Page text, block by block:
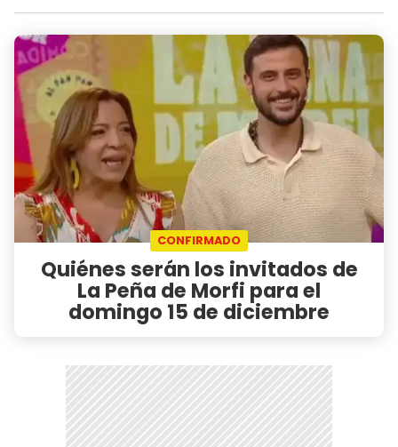
CONFIRMADO
Quiénes serán los invitados de
La Peña de Morfi para el
domingo 15 de diciembre